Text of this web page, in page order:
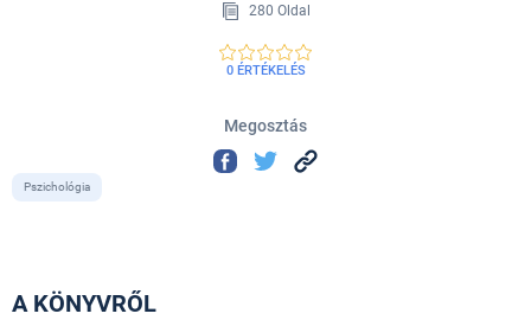
280 Oldal
0 ÉRTÉKELÉS
Megosztás
Pszichológia
A KÖNYVRŐL